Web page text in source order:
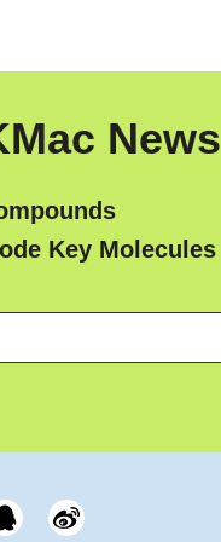
News
Key Molecules